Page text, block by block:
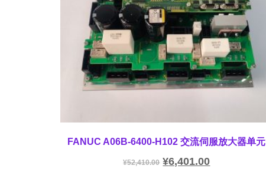
FANUC A06B-6400-H102 交流伺服放大器单元
¥52,410.00 ¥6,401.00